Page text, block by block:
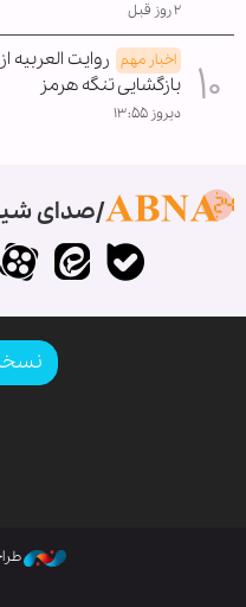
۲ روز قبل
اخبار مهم روایت العربیه
بازگشایی تنگه هرمز
دیروز ۱۳:۵۵
صدای